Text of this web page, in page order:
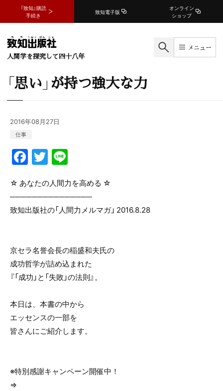
『致知』購読
手続き
致知電子版
オンライン
ショップ
人間学を探究して四十八年
メニュー
「思い」が持つ強大な力
2016年08月27日
仕事
F
a
c
e
b
o
k
T
w
itt
er
n
e
☆ あなたの人間力を高める ☆
───────────────
致知出版社の「人間力メルマガ」 2016.8.28
京セラ名誉会長の稲盛和夫氏の
成功哲学が詰め込まれた
『「成功」と「失敗」の法則』。
本日は、本書の中から
エッセンスの一部を
皆さんにご紹介します。
※特別感謝キャンペーン開催中！
⇒